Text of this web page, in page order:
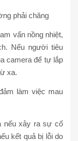
phải chăng
vấn nồng nhiệt,
Nếu người tiêu
camera để tự lắp
xa.
làm việc mau
nếu xảy ra sự cố
kết quả bị lỗi do